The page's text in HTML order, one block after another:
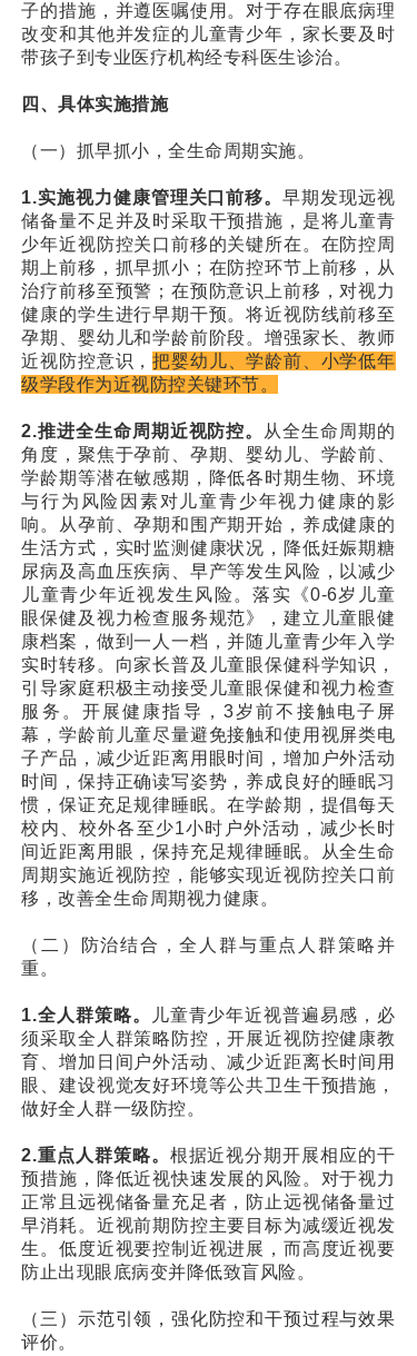
子的措施，并遵医嘱使用。对于存在眼底病理
改变和其他并发症的儿童青少年，家长要及时
带孩子到专业医疗机构经专科医生诊治。
四、具体实施措施
（一）抓早抓小，全生命周期实施。
1.实施视力健康管理关口前移。早期发现远视
储备量不足并及时采取干预措施，是将儿童青
少年近视防控关口前移的关键所在。在防控周
期上前移，抓早抓小；在防控环节上前移，从
治疗前移至预警；在预防意识上前移，对视力
健康的学生进行早期干预。将近视防线前移至
孕期、婴幼儿和学龄前阶段。增强家长、教师
近视防控意识，把婴幼儿、学龄前、小学低年
级学段作为近视防控关键环节。
2.推进全生命周期近视防控。 从全生命周期的
角度，聚焦于孕前、孕期、婴幼儿、学龄前、
学龄期等潜在敏感期，降低各时期生物、环境
与行为风险因素对儿童青少年视力健康的影
响。从孕前、孕期和围产期开始，养成健康的
生活方式，实时监测健康状况，降低妊娠期糖
尿病及高血压疾病、早产等发生风险，以减少
儿童青少年近视发生风险。落实《0-6岁儿童
眼保健及视力检查服务规范》，建立儿童眼健
康档案，做到一人一档，并随儿童青少年入学
实时转移。向家长普及儿童眼保健科学知识，
引导家庭积极主动接受儿童眼保健和视力检查
服务。开展健康指导，3岁前不接触电子屏
幕，学龄前儿童尽量避免接触和使用视屏类电
子产品，减少近距离用眼时间，增加户外活动
时间，保持正确读写姿势，养成良好的睡眠习
惯，保证充足规律睡眠。在学龄期，提倡每天
校内、校外各至少1小时户外活动，减少长时
间近距离用眼，保持充足规律睡眠。从全生命
周期实施近视防控，能够实现近视防控关口前
移，改善全生命周期视力健康。
（二）防治结合，全人群与重点人群策略并
重。
1.全人群策略。
儿童青少年近视普遍易感，必
须采取全人群策略防控，开展近视防控健康教
育、增加日间户外活动、减少近距离长时间用
眼、建设视觉友好环境等公共卫生干预措施，
做好全人群一级防控。
2.重点人群策略。 根据近视分期开展相应的干
预措施，降低近视快速发展的风险。对于视力
正常且远视储备量充足者，防止远视储备量过
早消耗。近视前期防控主要目标为减缓近视发
生。低度近视要控制近视进展，而高度近视要
防止出现眼底病变并降低致盲风险。
（三）示范引领，强化防控和干预过程与效果
评价。